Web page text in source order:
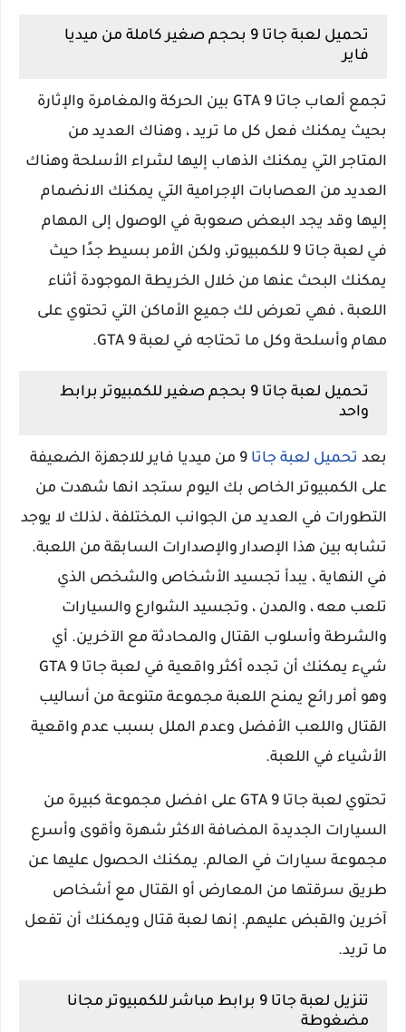
تحميل لعبة جاتا 9 بحجم صغير كاملة من ميديا
فاير
تجمع ألعاب جاتا GTA 9 بين الحركة والمغامرة والإثارة
بحيث يمكنك فعل كل ما تريد ، وهناك العديد من
المتاجر التي يمكنك الذهاب إليها لشراء الأسلحة وهناك
العديد من العصابات الإجرامية التي يمكنك الانضمام
إليها وقد يجد البعض صعوبة في الوصول إلى المهام
في لعبة جاتا 9 للكمبيوتر، ولكن الأمر بسيط جدًا حيث
يمكنك البحث عنها من خلال الخريطة الموجودة أثناء
اللعبة ، فهي تعرض لك جميع الأماكن التي تحتوي على
مهام وأسلحة وكل ما تحتاجه في لعبة GTA 9.
تحميل لعبة جاتا 9 بحجم صغير للكمبيوتر برابط
واحد
بعد تحميل لعبة جاتا
9 من ميديا فاير للاجهزة الضعيفة
على الكمبيوتر الخاص بك اليوم ستجد انها شهدت من
التطورات في العديد من الجوانب المختلفة ، لذلك لا يوجد
تشابه بين هذا الإصدار والإصدارات السابقة من اللعبة.
في النهاية ، يبدأ تجسيد الأشخاص والشخص الذي
تلعب معه ، والمدن ، وتجسيد الشوارع والسيارات
والشرطة وأسلوب القتال والمحادثة مع الآخرين. أي
شيء يمكنك أن تجده أكثر واقعية في لعبة جاتا GTA 9
وهو أمر رائع يمنح اللعبة مجموعة متنوعة من أساليب
القتال واللعب الأفضل وعدم الملل بسبب عدم واقعية
الأشياء في اللعبة.
تحتوي لعبة جاتا GTA 9 على افضل مجموعة كبيرة من
السيارات الجديدة المضافة الاكثر شهرة وأقوى وأسرع
مجموعة سيارات في العالم. يمكنك الحصول عليها عن
طريق سرقتها من المعارض أو القتال مع أشخاص
آخرين والقبض عليهم. إنها لعبة قتال ويمكنك أن تفعل
ما تريد.
تنزيل لعبة جاتا 9 برابط مباشر للكمبيوتر مجانا
مضغوطة